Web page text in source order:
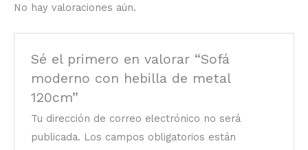
No hay valoraciones aún.
Sé el primero en valorar “Sofá
moderno con hebilla de metal
120cm”
Tu dirección de correo electrónico no será
publicada. Los campos obligatorios están